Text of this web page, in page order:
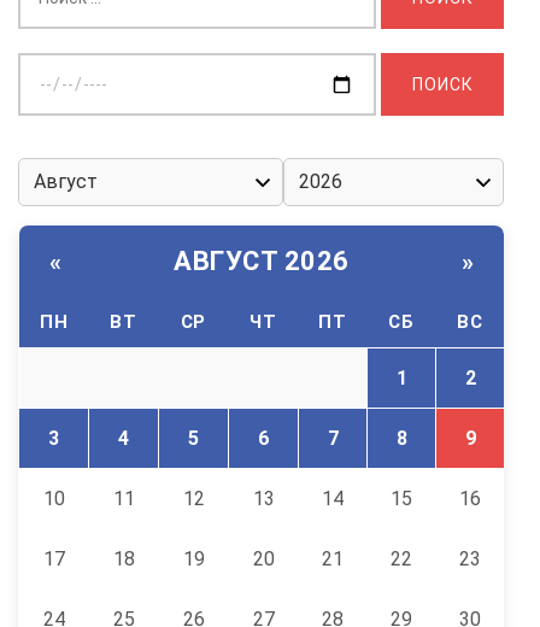
дату:
« АВГУСТ 2026 »
ПН ВТ СР ЧТ ПТ СБ ВС
1 2
3 4 5 6 7 8 9
10 11 12 13 14 15 16
17 18 19 20 21 22 23
24 25 26 27 28 29 30